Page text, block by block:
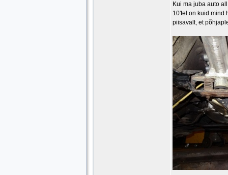
Kui ma juba auto
10'tel on kuid mind
piisavalt, et